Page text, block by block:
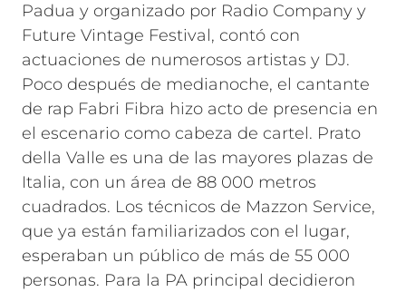
Padua y organizado por Radio Company y
Future Vintage Festival, contó con
actuaciones de numerosos artistas y DJ.
Poco después de medianoche, el cantante
de rap Fabri Fibra hizo acto de presencia en
el escenario como cabeza de cartel. Prato
della Valle es una de las mayores plazas de
Italia, con un área de 88 000 metros
cuadrados. Los técnicos de Mazzon Service,
que ya están familiarizados con el lugar,
esperaban un público de más de 55 000
personas. Para la PA principal decidieron